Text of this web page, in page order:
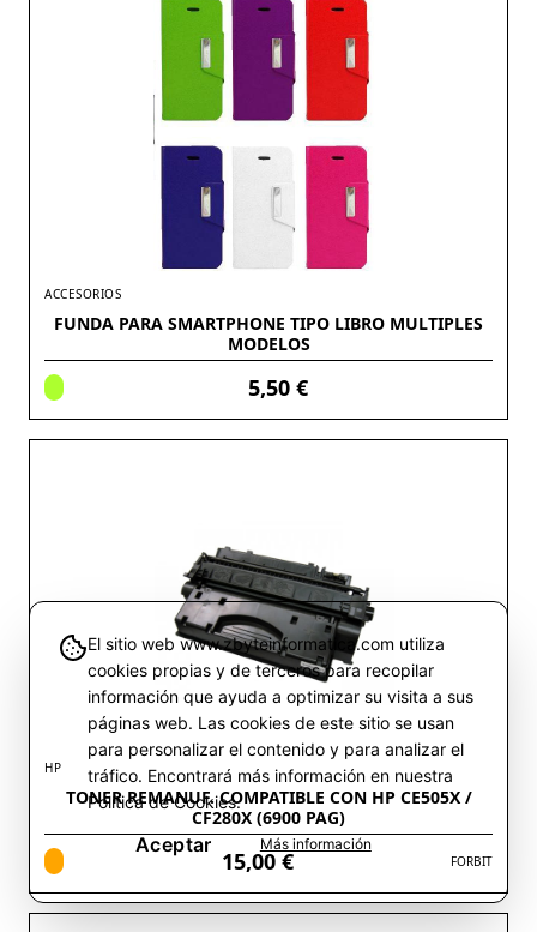
ACCESORIOS
FUNDA PARA SMARTPHONE TIPO LIBRO MULTIPLES
MODELOS
5,50 €
HP
TONER REMANUF. COMPATIBLE CON HP CE505X /
CF280X (6900 PAG)
15,00 € FORBIT
El sitio web www.zbyteinformatica.com utiliza
cookies propias y de terceros para recopilar
información que ayuda a optimizar su visita a sus
páginas web. Las cookies de este sitio se usan
para personalizar el contenido y para analizar el
tráfico. Encontrará más información en nuestra
Política de Cookies.
Aceptar Más información